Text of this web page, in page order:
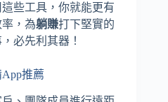
些工具，你就能更有
，為躺賺打下堅實的
必先利其器！
推薦